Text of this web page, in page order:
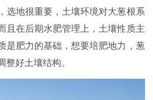
选地很重要，土壤环境对大葱根系
且在后期水肥管理上，土壤性质主
是肥力的基础，想要培肥地力，葱
好土壤结构。